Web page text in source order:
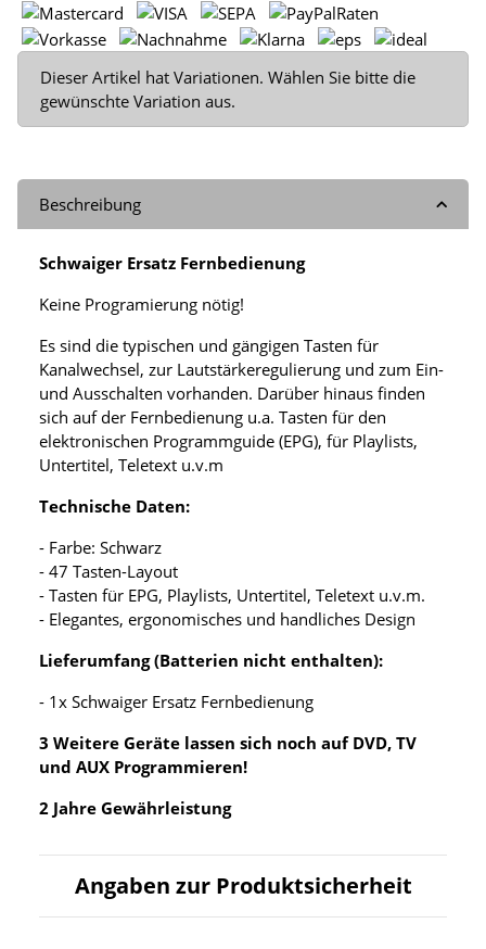
x
Dieser Artikel hat Variationen. Wählen Sie bitte die
gewünschte Variation aus.
Beschreibung
Schwaiger Ersatz Fernbedienung
Keine Programierung nötig!
Es sind die typischen und gängigen Tasten für
Kanalwechsel, zur Lautstärkeregulierung und zum Ein-
und Ausschalten vorhanden. Darüber hinaus finden
sich auf der Fernbedienung u.a. Tasten für den
elektronischen Programmguide (EPG), für Playlists,
Untertitel, Teletext u.v.m
Technische Daten:
- Farbe: Schwarz
- 47 Tasten-Layout
- Tasten für EPG, Playlists, Untertitel, Teletext u.v.m.
- Elegantes, ergonomisches und handliches Design
Lieferumfang (Batterien nicht enthalten):
- 1x Schwaiger Ersatz Fernbedienung
3 Weitere Geräte lassen sich noch auf DVD, TV
und AUX Programmieren!
2 Jahre Gewährleistung
Angaben zur Produktsicherheit